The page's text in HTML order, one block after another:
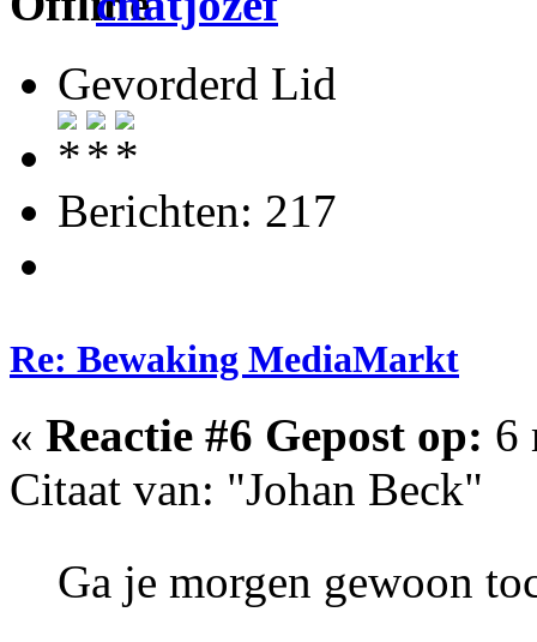
Gevorderd Lid
Berichten: 217
Re: Bewaking MediaMarkt
« Reactie #6 Gepost op: 6
Citaat van: "Johan Beck"
Ga je morgen gewoon